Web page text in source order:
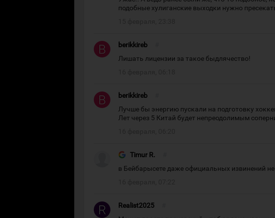
подобные хулиганские выходки нужно
berikkireb
Лишать лицензии за такое быдлячество!
berikkireb
Лучше бы энергию пускали на подготовку
Лет через 5 Китай будет непреодолимым
Timur R.
в Бейбарысете даже официальных извинений
Realist2025